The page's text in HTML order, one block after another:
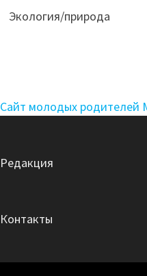
Экология/природа
Сайт молодых родителей
Редакция
Контакты